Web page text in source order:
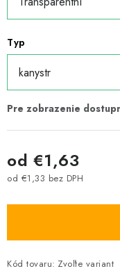
Typ
od €1,63
od €1,33 bez DPH
Kód tovaru: Zvoľte variant